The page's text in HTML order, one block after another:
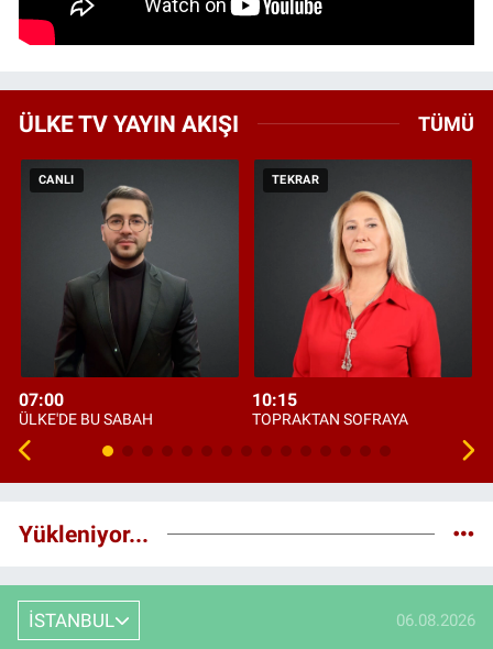
ÜLKE TV YAYIN AKIŞI TÜMÜ
CANLI
07:00
ÜLKE'DE BU SABAH
TEKRAR
10:15
TOPRAKTAN SOFRAYA
Yükleniyor...
İSTANBUL 06.08.2026